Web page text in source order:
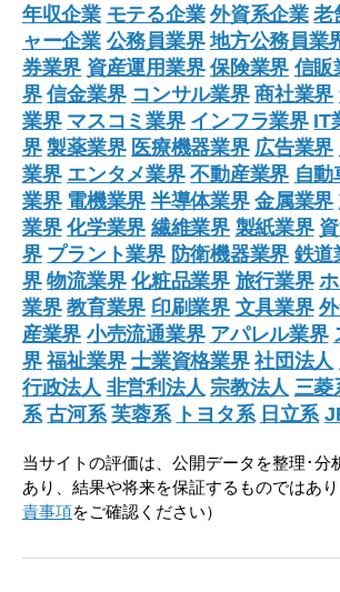
年収企業 モテる企業 外資系企業 老
ャー企業 公務員業界 地方公務員業
券業界 資産運用業界 保険業界 信販
界 信金業界 コンサル業界 商社業界
業界 マスコミ業界 インフラ業界 IT
界 製薬業界 医療機器業界 広告業界
業界 エンタメ業界 不動産業界 自動
業界 電機業界 半導体業界 金属業界
業界 化学業界 繊維業界 製紙業界
界 プラント業界 防衛機器業界 鉄道
界 物流業界 化粧品業界 旅行業界
業界 教育業界 印刷業界 文具業界
産業界 小売流通業界 アパレル業界
界 福祉業界 士業資格業界 社団法人
行政法人 非営利法人 宗教法人 三菱
系 古河系 芙蓉系 トヨタ系 日立系
当サイトの評価は、公開データを整理･分
あり、結果や将来を保証するものではあ
責事項をご確認ください）